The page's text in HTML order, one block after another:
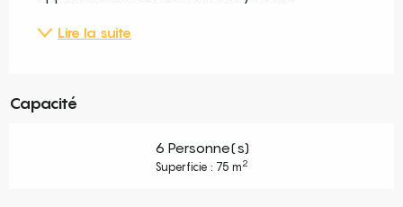
Lire la suite
Capacité
6 Personne(s)
Superficie : 75 m2